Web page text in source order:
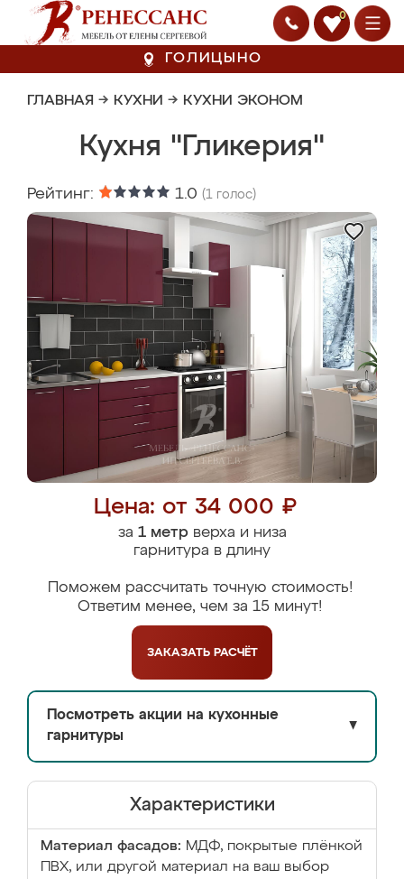
0
ГОЛИЦЫНО
ГЛАВНАЯ → КУХНИ → КУХНИ ЭКОНОМ
Кухня "Гликерия"
Рейтинг: 1.0 (1 голос)
Цена: от 34 000 ₽
за 1 метрверха и низа
гарнитура в длину
Поможем рассчитать точную стоимость!
Ответим менее, чем за 15 минут!
ЗАКАЗАТЬ РАСЧЁТ
Посмотреть акции на кухонные
гарнитуры
▼
Характеристики
Материал фасадов: МДФ, покрытые плёнкой
ПВХ, или другой материал на ваш выбор